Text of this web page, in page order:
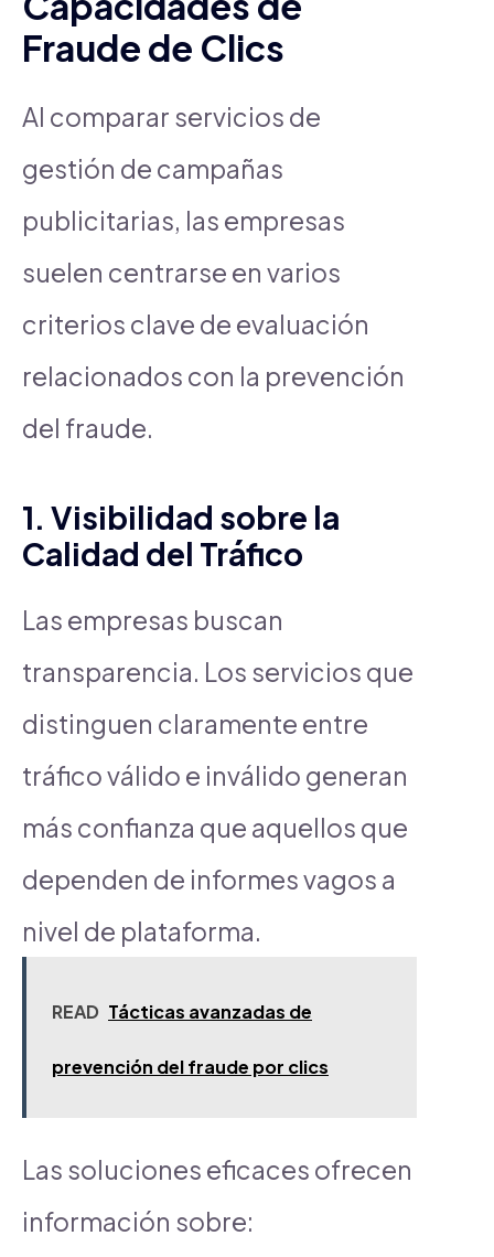
Fraude de Clics
Al comparar servicios de
gestión de campañas
publicitarias, las empresas
suelen centrarse en varios
criterios clave de evaluación
relacionados con la prevención
del fraude.
1. Visibilidad sobre la
Calidad del Tráfico
Las empresas buscan
transparencia. Los servicios que
distinguen claramente entre
tráfico válido e inválido generan
más confianza que aquellos que
dependen de informes vagos a
nivel de plataforma.
READ Tácticas avanzadas de
prevención del fraude por clics
Las soluciones eficaces ofrecen
información sobre: